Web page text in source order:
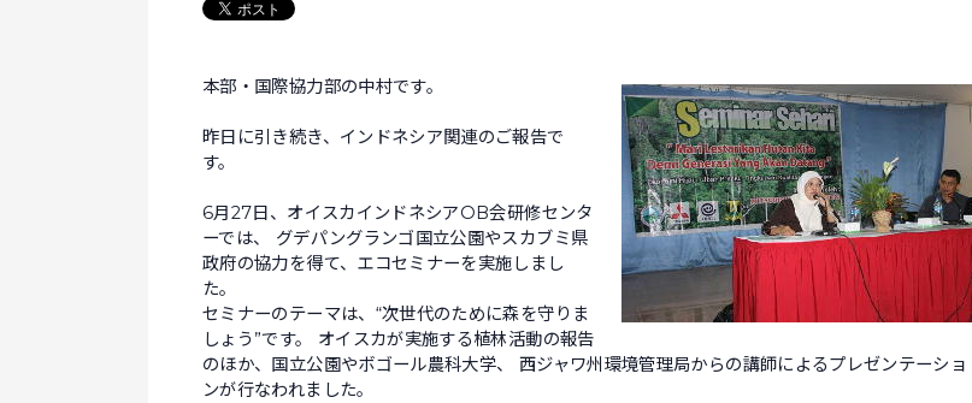
本部・国際協力部の中村です。
昨日に引き続き、インドネシア関連のご報告で
す。
6月27日、オイスカインドネシアOB会研修センタ
ーでは、 グデパングランゴ国立公園やスカブミ県
政府の協力を得て、エコセミナーを実施しまし
た。
セミナーのテーマは、“次世代のために森を守りま
しょう”です。 オイスカが実施する植林活動の報告
のほか、国立公園やボゴール農科大学、 西ジャワ州環境管理局からの講師によるプレゼンテーショ
ンが行なわれました。